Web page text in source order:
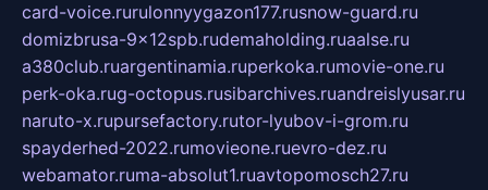
card-voice.rurulonnyygazon177.rusnow-guard.ru
domizbrusa-9x12spb.rudemaholding.ruaalse.ru
a380club.ruargentinamia.ruperkoka.rumovie-one.ru
perk-oka.rug-octopus.rusibarchives.ruandreislyusar.ru
naruto-x.rupursefactory.rutor-lyubov-i-grom.ru
spayderhed-2022.rumovieone.ruevro-dez.ru
webamator.ruma-absolut1.ruavtopomosch27.ru